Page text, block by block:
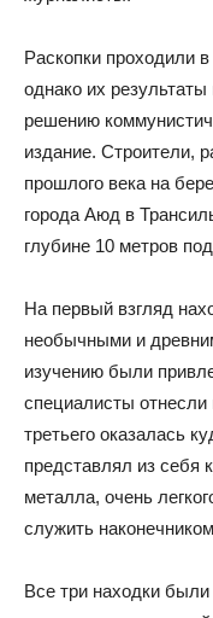
Раскопки проходили
однако их
решению
издание. Строители,
прошлого века на
города Аюд в
глубине 10 метров
На первый взгляд
необычными и
изучению были
специалисты
третьего оказалась
представлял из себя
металла, очень
служить
Все три находки